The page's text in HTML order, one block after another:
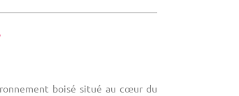
boisé situé au cœur du